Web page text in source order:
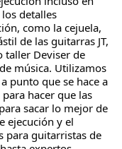
detalles
como la cejuela,
de las guitarras JT,
taller Deviser de
música. Utilizamos
punto que se hace a
hacer que las
sacar lo mejor de
ejecución y el
para guitarristas de